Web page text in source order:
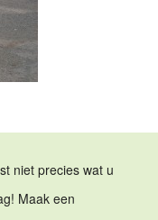
niet precies wat u
Maak een